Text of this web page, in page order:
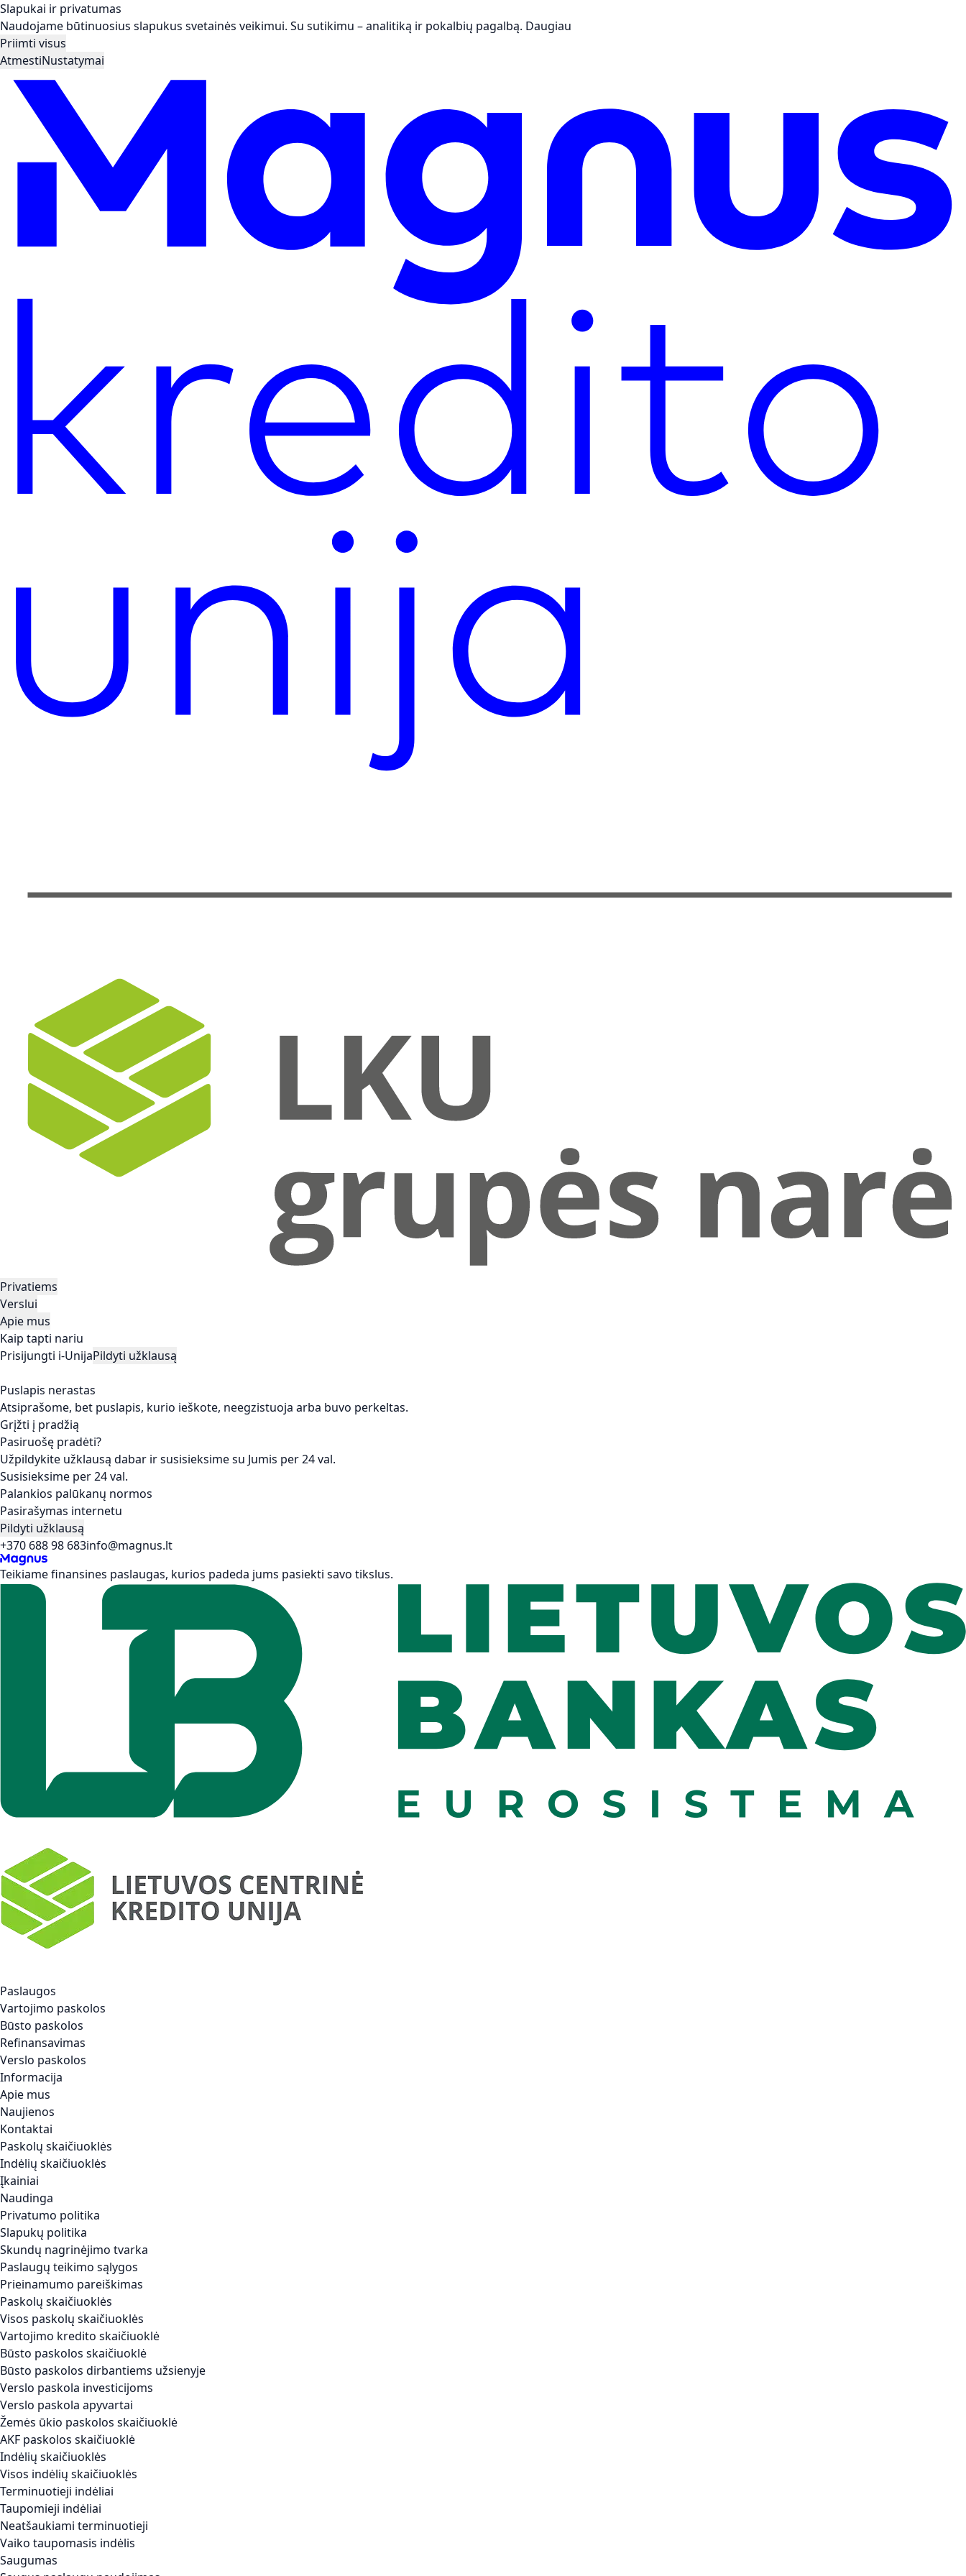
Slapukai ir privatumas
Naudojame būtinuosius slapukus svetainės veikimui. Su sutikimu – analitiką ir pokalbių pagalbą. Daugiau
Priimti visus
AtmestiNustatymai
Privatiems
Verslui
Apie mus
Kaip tapti nariu
Prisijungti i-UnijaPildyti užklausą
Puslapis nerastas
Atsiprašome, bet puslapis, kurio ieškote, neegzistuoja arba buvo perkeltas.
Grįžti į pradžią
Pasiruošę pradėti?
Užpildykite užklausą dabar ir susisieksime su Jumis per 24 val.
Susisieksime per 24 val.
Palankios palūkanų normos
Pasirašymas internetu
Pildyti užklausą
+370 688 98 683info@magnus.lt
Teikiame finansines paslaugas, kurios padeda jums pasiekti savo tikslus.
Paslaugos
Vartojimo paskolos
Būsto paskolos
Refinansavimas
Verslo paskolos
Informacija
Apie mus
Naujienos
Kontaktai
Paskolų skaičiuoklės
Indėlių skaičiuoklės
Įkainiai
Naudinga
Privatumo politika
Slapukų politika
Skundų nagrinėjimo tvarka
Paslaugų teikimo sąlygos
Prieinamumo pareiškimas
Paskolų skaičiuoklės
Visos paskolų skaičiuoklės
Vartojimo kredito skaičiuoklė
Būsto paskolos skaičiuoklė
Būsto paskolos dirbantiems užsienyje
Verslo paskola investicijoms
Verslo paskola apyvartai
Žemės ūkio paskolos skaičiuoklė
AKF paskolos skaičiuoklė
Indėlių skaičiuoklės
Visos indėlių skaičiuoklės
Terminuotieji indėliai
Taupomieji indėliai
Neatšaukiami terminuotieji
Vaiko taupomasis indėlis
Saugumas